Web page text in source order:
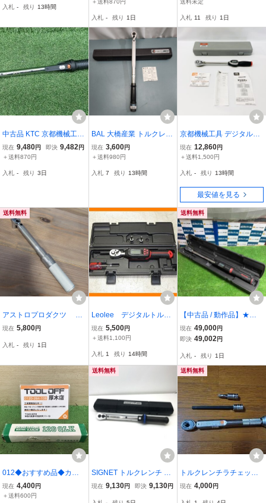
使用
入札 - 残り 13時間
入札 - 残り 1日 入札 11 残り 1日
中古品 KTC 京都機械工具
9.5sq. プレセット型 トル
クレンチ (トルク調整範囲
50-03 【2】
現在 9,480円 即決 9,482円
＋送料870円
入札 - 残り 3日
BAL 大橋産業 トルクレン
チ No.2058 40-210N・m
ケース・検査証付
現在 3,600円
＋送料980円
入札 7 残り 13時間
京都機械工具 デジタルト
ルクレンチ デジラチェ G
EK135-R4
現在 12,860円
＋送料1,500円
入札 - 残り 13時間
最安値を見る
送料無料
アストロプロダクツ 1/4
DR プリセット型トルク
現在 5,800円
入札 - 残り 1日
Leolee デジタルトルク
レンチ 6.8-135Nm 2
603
現在 5,500円
＋送料1,100円
入札 1 残り 14時間
送料無料
【中古品 / 動作品】★ス
ナップオン(Snap-on) 1/
2"トルクレンチ ATECH3F
♪/草加店】
現在 49,000円
即決 49,002円
入札 - 残り 1日
012◆おすすめ品◆カノ
ン プリセット型トルクレ
ンチ 120QLK 未校正
現在 4,400円
＋送料600円
送料無料
SIGNET トルクレンチ 72
071 やや傷や汚れあり
現在 9,130円 即決 9,130円
送料無料
トルクレンチラチェッ
ト TOHNICHI QL 15N
現在 4,000円